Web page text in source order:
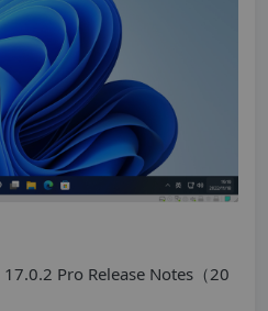
Pro Release Notes（20